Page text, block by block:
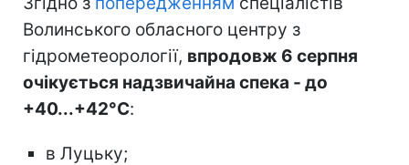
Волинського обласного центру з
гідрометеорології, впродовж 6 серпня
очікується надзвичайна спека - до
+40...+42°С:
в Луцьку;